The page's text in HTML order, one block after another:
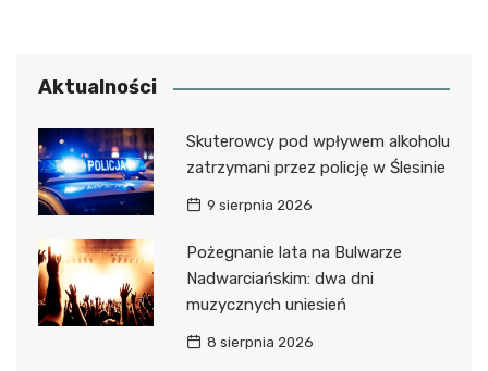
Aktualności
Skuterowcy pod wpływem alkoholu
zatrzymani przez policję w Ślesinie
9 sierpnia 2026
Pożegnanie lata na Bulwarze
Nadwarciańskim: dwa dni
muzycznych uniesień
8 sierpnia 2026